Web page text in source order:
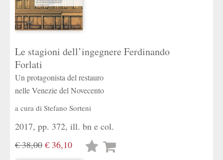
Le stagioni dell’ingegnere Ferdinando
Forlati
Un protagonista del restauro
nelle Venezie del Novecento
a cura di Stefano Sorteni
2017, pp. 372, ill. bn e col.
€ 38,00 € 36,10
Lista